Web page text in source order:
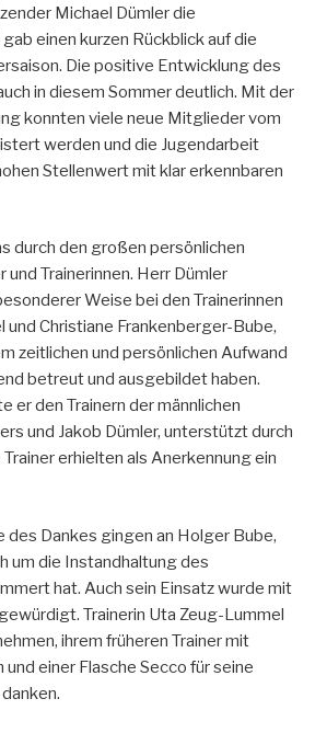
Michael Dümler die
einen kurzen Rückblick auf die
Die positive Entwicklung des
in diesem Sommer deutlich. Mit der
konnten viele neue Mitglieder vom
werden und die Jugendarbeit
Stellenwert mit klar erkennbaren
durch den großen persönlichen
und Trainerinnen. Herr Dümler
Weise bei den Trainerinnen
und Christiane Frankenberger-Bube,
zeitlichen und persönlichen Aufwand
betreut und ausgebildet haben.
er den Trainern der männlichen
und Jakob Dümler, unterstützt durch
Trainer erhielten als Anerkennung ein
Dankes gingen an Holger Bube,
um die Instandhaltung des
hat. Auch sein Einsatz wurde mit
Trainerin Uta Zeug-Lummel
ihrem früheren Trainer mit
einer Flasche Secco für seine